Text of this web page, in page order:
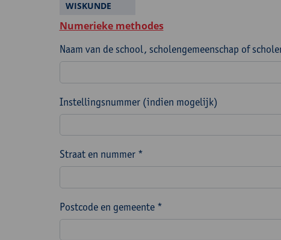
WISKUNDE
Numerieke methodes
Naam van de school, scholengemeenschap of
Instellingsnummer (indien mogelijk)
Straat en nummer *
Postcode en gemeente *